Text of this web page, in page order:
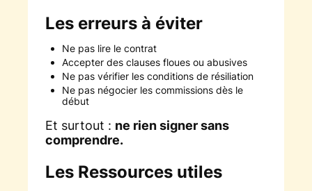
Les erreurs à éviter
Ne pas lire le contrat
Accepter des clauses floues ou abusives
Ne pas vérifier les conditions de résiliation
Ne pas négocier les commissions dès le
début
Et surtout : ne rien signer sans
comprendre.
Les Ressources utiles